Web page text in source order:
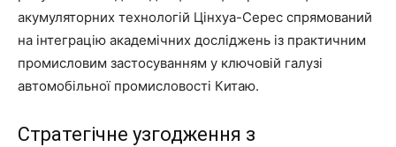
акумуляторних технологій Цінхуа-Серес спрямований
на інтеграцію академічних досліджень із практичним
промисловим застосуванням у ключовій галузі
автомобільної промисловості Китаю.
Стратегічне узгодження з